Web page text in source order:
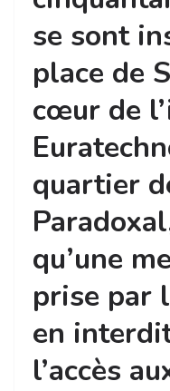
se sont
place de
cœur de
quartier
qu’une
prise par
en
l’accès